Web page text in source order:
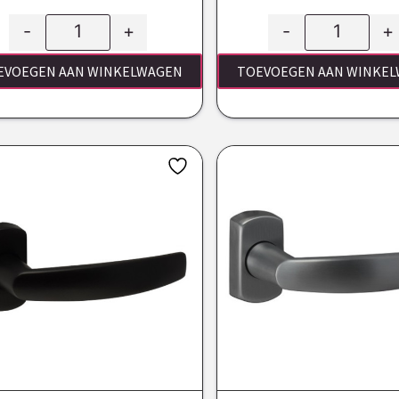
- +
AAN WINKELWAGEN
- +
TOEVOEGEN AAN